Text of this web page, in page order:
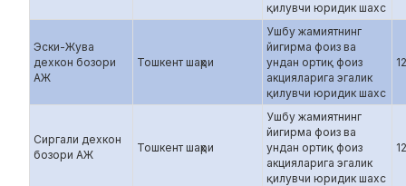
қилувчи юридик шахс
Эски-Жува
дехкон бозори
АЖ
Тошкент шаҳри
Ушбу жамиятнинг
йигирма фоиз ва
ундан ортиқ фоиз
акцияларига эгалик
қилувчи юридик шахс
Сиргали дехкон
бозори АЖ
Тошкент шаҳри
Ушбу жамиятнинг
йигирма фоиз ва
ундан ортиқ фоиз
акцияларига эгалик
қилувчи юридик шахс